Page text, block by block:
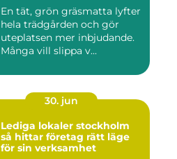
En tät, grön gräsmatta lyfter
hela trädgården och gör
uteplatsen mer inbjudande.
Många vill slippa v...
30. jun
Lediga lokaler stockholm
så hittar företag rätt läge
för sin verksamhet